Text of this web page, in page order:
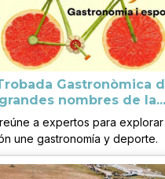
Gastronòmica
nombres de la...
a expertos para
une gastronomía y deporte.